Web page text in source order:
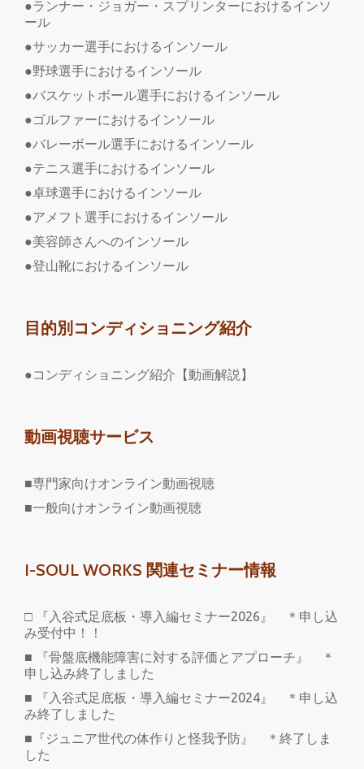
●ランナー・ジョガー・スプリンターにおけるインソ
ール
●サッカー選手におけるインソール
●野球選手におけるインソール
●バスケットボール選手におけるインソール
●ゴルファーにおけるインソール
●バレーボール選手におけるインソール
●テニス選手におけるインソール
●卓球選手におけるインソール
●アメフト選手におけるインソール
●美容師さんへのインソール
●登山靴におけるインソール
目的別コンディショニング紹介
●コンディショニング紹介【動画解説】
動画視聴サービス
■専門家向けオンライン動画視聴
■一般向けオンライン動画視聴
I-SOUL WORKS 関連セミナー情報
□ 『入谷式足底板・導入編セミナー2026』 ＊申し込
み受付中！！
■ 『骨盤底機能障害に対する評価とアプローチ』 ＊
申し込み終了しました
■ 『入谷式足底板・導入編セミナー2024』 ＊申し込
み終了しました
■『ジュニア世代の体作りと怪我予防』 ＊終了しま
した